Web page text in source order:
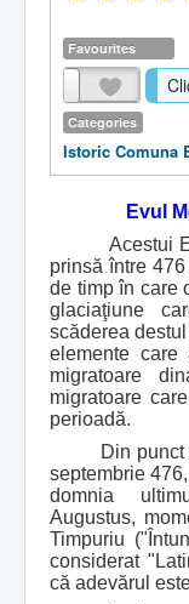
Favourites
Categories
Istoric Comuna
Evul
Acestui Ev i
prinsă între
de timp în care
glaciaţiune
scăderea
elemente care
migratoare
migratoare
perioadă.
Din punct de
septembrie
domnia
Augustus,
Timpuriu
considerat
că adevărul